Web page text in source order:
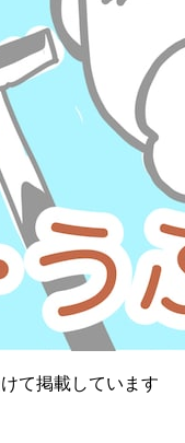
て掲載しています